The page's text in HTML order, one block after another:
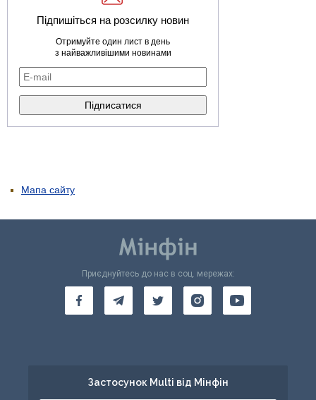
Підпишіться на розсилку новин
Отримуйте один лист в день
з найважливішими новинами
Мапа сайту
Приєднуйтесь до нас в соц. мережах:
Застосунок Multi від Мінфін